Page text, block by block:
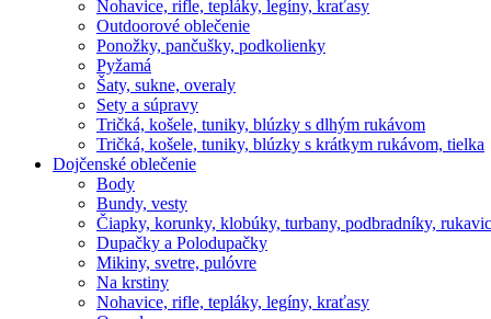
Nohavice, rifle, tepláky, legíny, kraťasy
Outdoorové oblečenie
Ponožky, pančušky, podkolienky
Pyžamá
Šaty, sukne, overaly
Sety a súpravy
Tričká, košele, tuniky, blúzky s dlhým rukávom
Tričká, košele, tuniky, blúzky s krátkym rukávom, tielka
Dojčenské oblečenie
Body
Bundy, vesty
Čiapky, korunky, klobúky, turbany, podbradníky,
Dupačky a Polodupačky
Mikiny, svetre, pulóvre
Na krstiny
Nohavice, rifle, tepláky, legíny, kraťasy